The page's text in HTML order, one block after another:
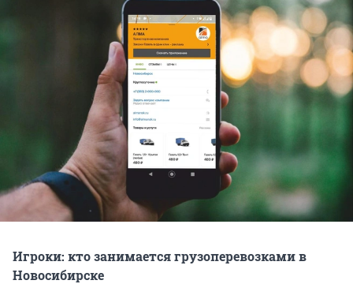
Игроки: кто занимается грузоперевозками в
Новосибирске